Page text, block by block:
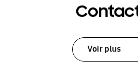
Voir plus